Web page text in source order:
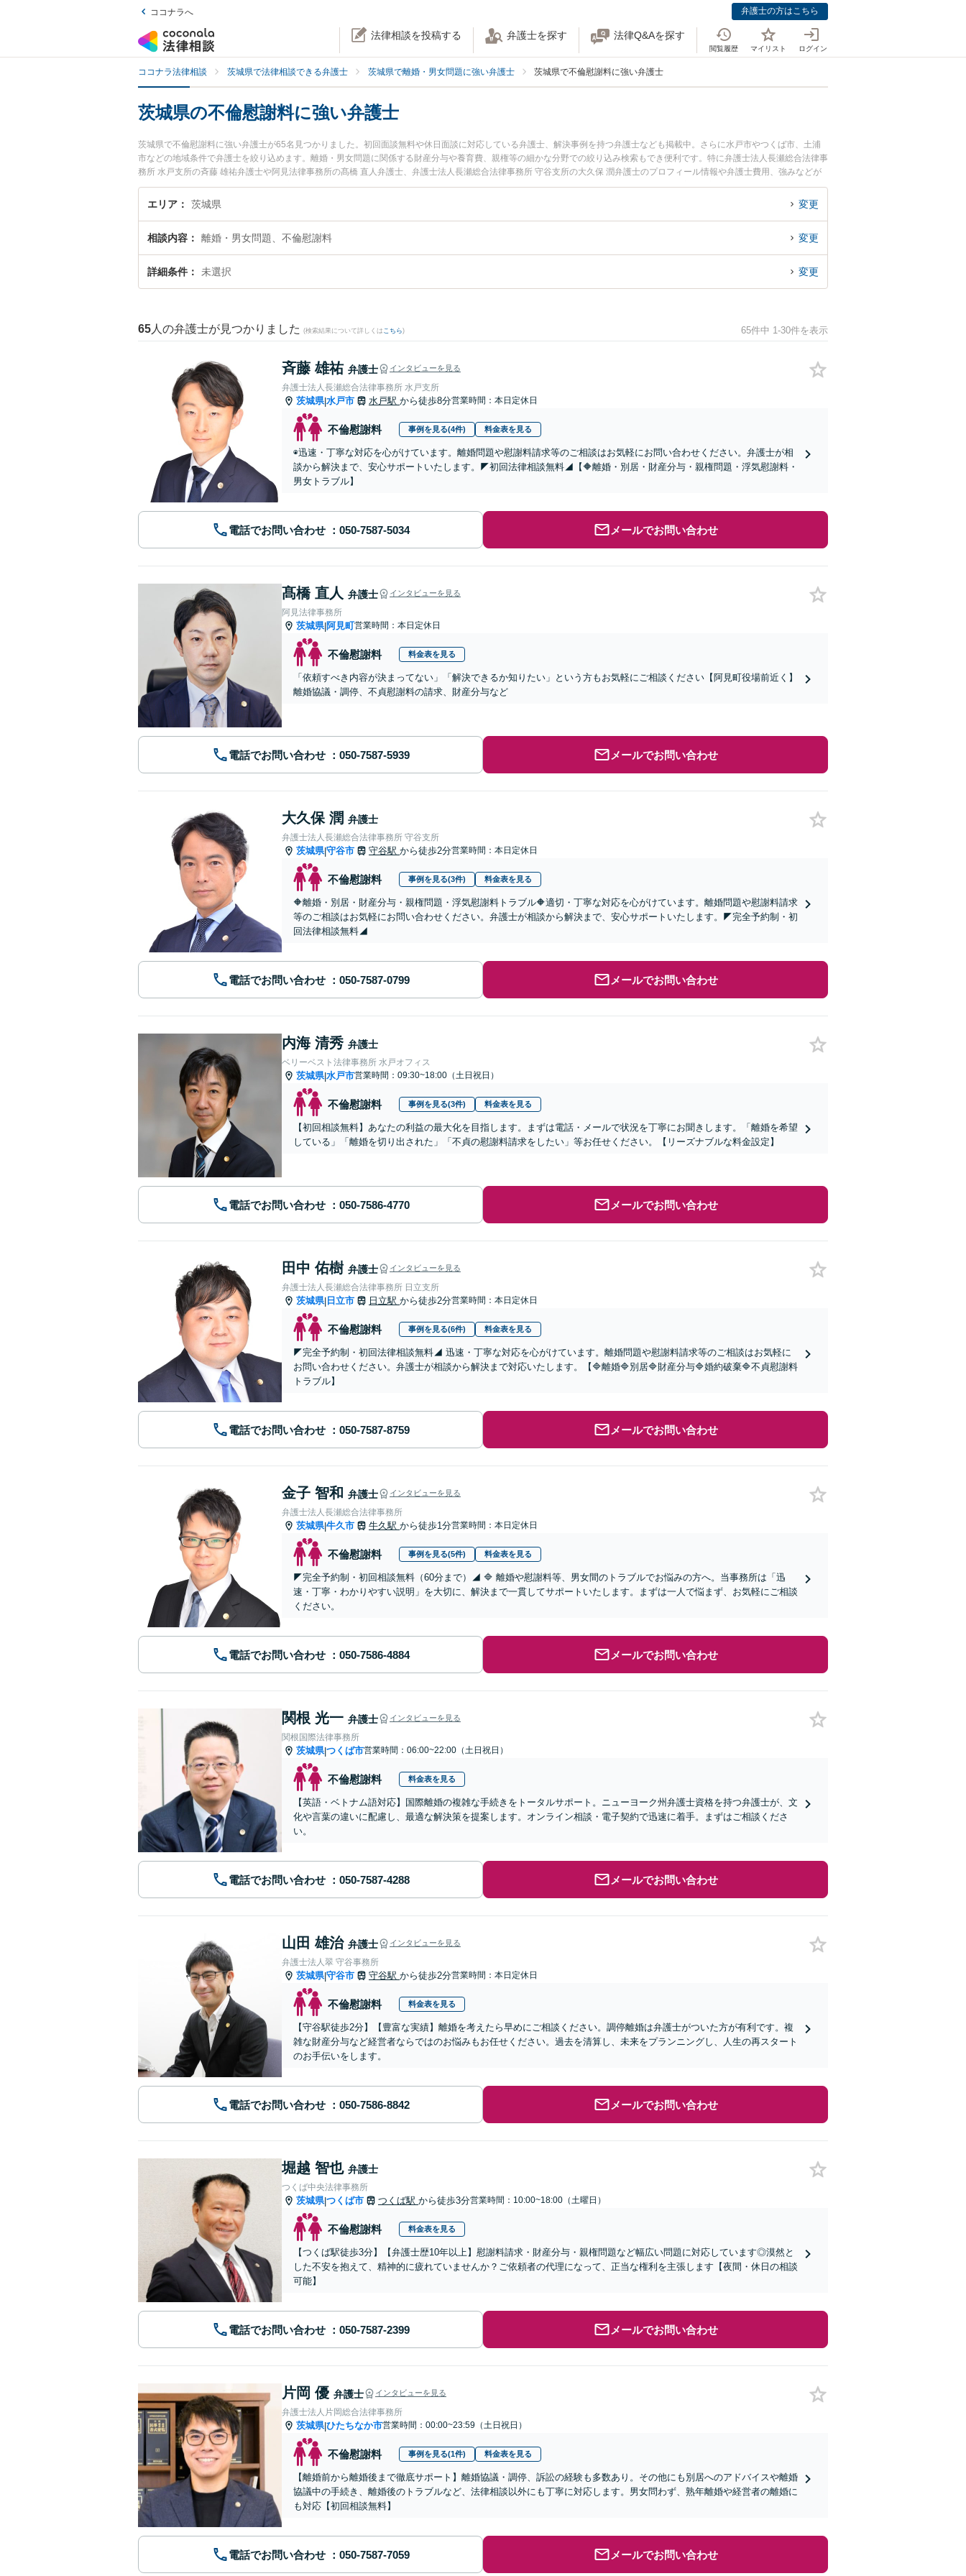
ココナラへ 弁護士の方はこちら
法律相談を投稿する 弁護士を探す 法律Q&Aを探す
閲覧履歴 マイリスト ログイン
ココナラ法律相談 茨城県で法律相談できる弁護士 茨城県で離婚・男女問題に強い弁護士 茨城県で不倫慰謝料に強い弁護士
茨城県の不倫慰謝料に強い弁護士
茨城県で不倫慰謝料に強い弁護士が65名見つかりました。初回面談無料や休日面談に対応している弁護士、解決事例を持つ弁護士なども掲載中。さらに水戸市やつくば市、土浦
市などの地域条件で弁護士を絞り込めます。離婚・男女問題に関係する財産分与や養育費、親権等の細かな分野での絞り込み検索もでき便利です。特に弁護士法人長瀬総合法律事
務所 水戸支所の斉藤 雄祐弁護士や阿見法律事務所の髙橋 直人弁護士、弁護士法人長瀬総合法律事務所 守谷支所の大久保 潤弁護士のプロフィール情報や弁護士費用、強みなどが
注目されています。『茨城県で土日や夜間に発生した不倫慰謝料のトラブルを今すぐに弁護士に相談したい』『不倫慰謝料のトラブル解決の実績豊富な近くの弁護士を検索した
い』『初回相談無料で不倫慰謝料を法律相談できる茨城県内の弁護士に相談予約したい』などでお困りの相談者さんにおすすめです。
エリア 茨城県 変更
相談内容 離婚・男女問題、不倫慰謝料 変更
詳細条件 未選択 変更
65 人の弁護士が見つかりました (検索結果について詳しくは こちら) 65件中 1-30件を表示
斉藤 雄祐 弁護士 インタビューを見る
弁護士法人長瀬総合法律事務所 水戸支所
茨城県|水戸市 水戸駅 から徒歩8分営業時間：本日定休日
不倫慰謝料 事例を見る(4件) 料金表を見る
◉迅速・丁寧な対応を心がけています。離婚問題や慰謝料請求等のご相談はお気軽にお問い合わせください。弁護士が相
談から解決まで、安心サポートいたします。◤初回法律相談無料◢【🔶離婚・別居・財産分与・親権問題・浮気慰謝料・
男女トラブル】
電話でお問い合わせ メールでお問い合わせ
髙橋 直人 弁護士 インタビューを見る
阿見法律事務所
茨城県|阿見町営業時間：本日定休日
不倫慰謝料 料金表を見る
「依頼すべき内容が決まってない」「解決できるか知りたい」という方もお気軽にご相談ください【阿見町役場前近く】
離婚協議・調停、不貞慰謝料の請求、財産分与など
電話でお問い合わせ メールでお問い合わせ
大久保 潤 弁護士
弁護士法人長瀬総合法律事務所 守谷支所
茨城県|守谷市 守谷駅 から徒歩2分営業時間：本日定休日
不倫慰謝料 事例を見る(3件) 料金表を見る
🔶離婚・別居・財産分与・親権問題・浮気慰謝料トラブル🔶適切・丁寧な対応を心がけています。離婚問題や慰謝料請求
等のご相談はお気軽にお問い合わせください。弁護士が相談から解決まで、安心サポートいたします。◤完全予約制・初
回法律相談無料◢
電話でお問い合わせ メールでお問い合わせ
内海 清秀 弁護士
ベリーベスト法律事務所 水戸オフィス
茨城県|水戸市営業時間：09:30~18:00（土日祝日）
不倫慰謝料 事例を見る(3件) 料金表を見る
【初回相談無料】あなたの利益の最大化を目指します。まずは電話・メールで状況を丁寧にお聞きします。「離婚を希望
している」「離婚を切り出された」「不貞の慰謝料請求をしたい」等お任せください。【リーズナブルな料金設定】
電話でお問い合わせ メールでお問い合わせ
田中 佑樹 弁護士 インタビューを見る
弁護士法人長瀬総合法律事務所 日立支所
茨城県| 日立市 日立駅 から徒歩2分営業時間：本日定休日
不倫慰謝料 事例を見る(6件) 料金表を見る
◤完全予約制・初回法律相談無料◢ 迅速・丁寧な対応を心がけています。離婚問題や慰謝料請求等のご相談はお気軽に
お問い合わせください。弁護士が相談から解決まで対応いたします。【🔷離婚🔷別居🔷財産分与🔷婚約破棄🔷不貞慰謝料
トラブル】
電話でお問い合わせ メールでお問い合わせ
金子 智和 弁護士 インタビューを見る
弁護士法人長瀬総合法律事務所
茨城県|牛久市 牛久駅 から徒歩1分営業時間：本日定休日
不倫慰謝料 事例を見る(5件) 料金表を見る
◤完全予約制・初回相談無料（60分まで）◢ 🔷 離婚や慰謝料等、男女間のトラブルでお悩みの方へ。当事務所は「迅
速・丁寧・わかりやすい説明」を大切に、解決まで一貫してサポートいたします。まずは一人で悩まず、お気軽にご相談
ください。
電話でお問い合わせ メールでお問い合わせ
関根 光一 弁護士 インタビューを見る
関根国際法律事務所
茨城県|つくば市営業時間：06:00~22:00（土日祝日）
不倫慰謝料 料金表を見る
【英語・ベトナム語対応】国際離婚の複雑な手続きをトータルサポート。ニューヨーク州弁護士資格を持つ弁護士が、文
化や言葉の違いに配慮し、最適な解決策を提案します。オンライン相談・電子契約で迅速に着手。まずはご相談くださ
い。
電話でお問い合わせ メールでお問い合わせ
山田 雄治 弁護士 インタビューを見る
弁護士法人翠 守谷事務所
茨城県|守谷市 守谷駅 から徒歩2分営業時間：本日定休日
不倫慰謝料 料金表を見る
【守谷駅徒歩2分】【豊富な実績】離婚を考えたら早めにご相談ください。調停離婚は弁護士がついた方が有利です。複
雑な財産分与など経営者ならではのお悩みもお任せください。過去を清算し、未来をプランニングし、人生の再スタート
のお手伝いをします。
電話でお問い合わせ メールでお問い合わせ
堀越 智也 弁護士
つくば中央法律事務所
茨城県|つくば市 つくば駅 から徒歩3分営業時間：10:00~18:00（土曜日）
不倫慰謝料 料金表を見る
【つくば駅徒歩3分】【弁護士歴10年以上】慰謝料請求・財産分与・親権問題など幅広い問題に対応しています◎漠然と
した不安を抱えて、精神的に疲れていませんか？ご依頼者の代理になって、正当な権利を主張します【夜間・休日の相談
可能】
電話でお問い合わせ メールでお問い合わせ
片岡 優 弁護士 インタビューを見る
弁護士法人片岡総合法律事務所
茨城県|ひたちなか市営業時間：00:00~23:59（土日祝日）
不倫慰謝料 事例を見る(1件) 料金表を見る
【離婚前から離婚後まで徹底サポート】離婚協議・調停、訴訟の経験も多数あり。その他にも別居へのアドバイスや離婚
協議中の手続き、離婚後のトラブルなど、法律相談以外にも丁寧に対応します。男女問わず、熟年離婚や経営者の離婚に
も対応【初回相談無料】
電話でお問い合わせ メールでお問い合わせ